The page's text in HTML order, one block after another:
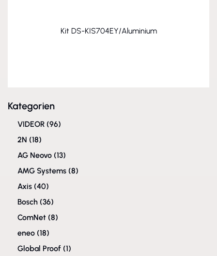
Kit DS-KIS704EY/Aluminium
Kategorien
VIDEOR (96)
2N (18)
AG Neovo (13)
AMG Systems (8)
Axis (40)
Bosch (36)
ComNet (8)
eneo (18)
Global Proof (1)